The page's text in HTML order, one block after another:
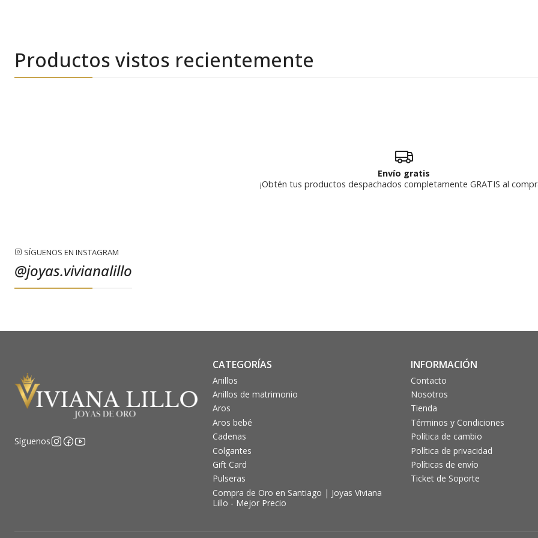
Productos vistos recientemente
Envío gratis
¡Obtén tus productos despachados completamente GRATIS al
SÍGUENOS EN INSTAGRAM
@joyas.vivianalillo
Síguenos
CATEGORÍAS
Anillos
Anillos de matrimonio
Aros
Aros bebé
Cadenas
Colgantes
Gift Card
Pulseras
Compra de Oro en Santiago | Joyas Viviana
Lillo - Mejor Precio
INFORMACIÓN
Contacto
Nosotros
Tienda
Términos y Condiciones
Política de cambio
Política de privacidad
Políticas de envío
Ticket de Soporte